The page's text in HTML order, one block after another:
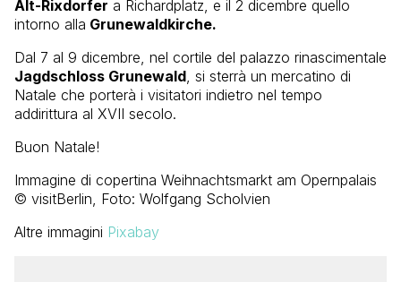
Alt-Rixdorfer a Richardplatz, e il 2 dicembre quello
intorno alla Grunewaldkirche.
Dal 7 al 9 dicembre, nel cortile del palazzo rinascimentale
Jagdschloss Grunewald, si sterrà un mercatino di
Natale che porterà i visitatori indietro nel tempo
addirittura al XVII secolo.
Buon Natale!
Immagine di copertina Weihnachtsmarkt am Opernpalais
© visitBerlin, Foto: Wolfgang Scholvien
Altre immagini Pixabay